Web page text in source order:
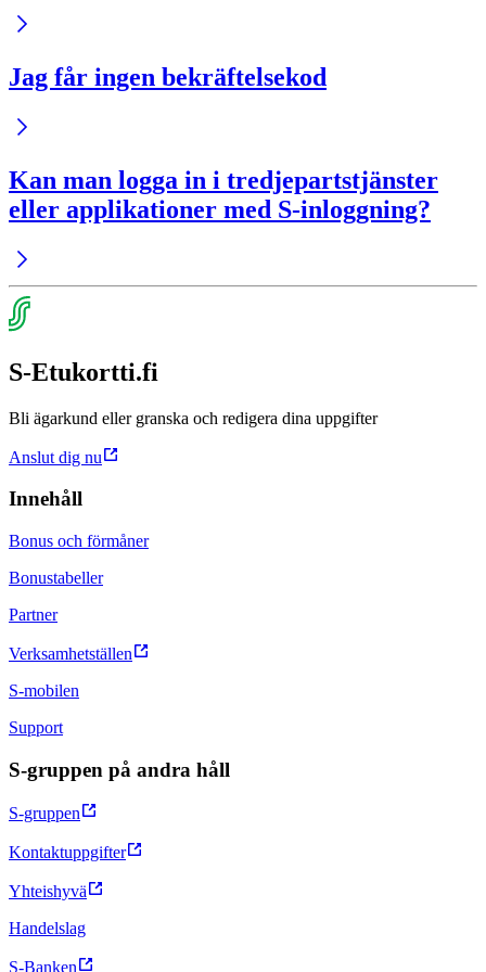
Jag får ingen bekräftelsekod
Kan man logga in i tredjepartstjänster
eller applikationer med S-inloggning?
S-Etukortti.fi
Bli ägarkund eller granska och redigera dina uppgifter
Anslut dig nu
Innehåll
Bonus och förmåner
Bonustabeller
Partner
Verksamhetställen
S-mobilen
Support
S-gruppen på andra håll
S-gruppen
Kontaktuppgifter
Yhteishyvä
Handelslag
S-Banken